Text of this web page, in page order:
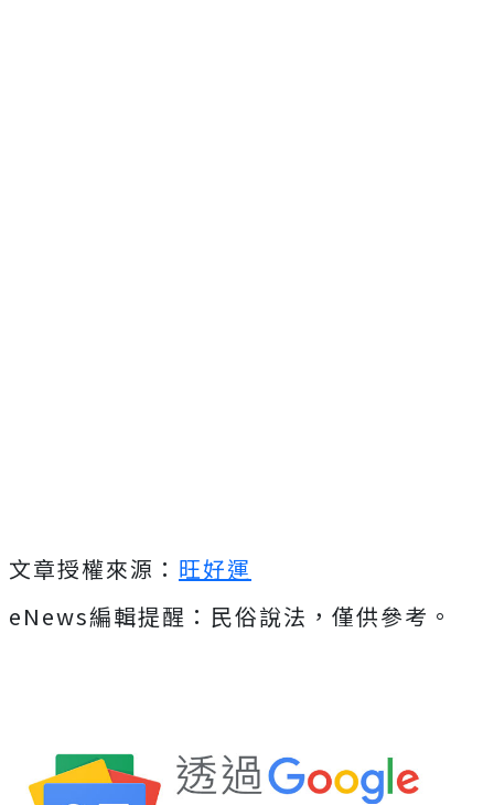
文章授權來源： 旺好運
eNews編輯提醒：民俗說法，僅供參考。